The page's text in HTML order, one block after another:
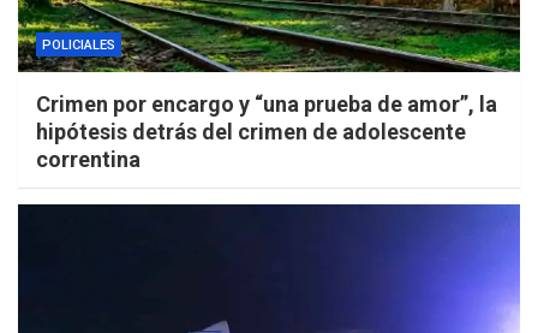
POLICIALES
Crimen por encargo y “una prueba de amor”, la
hipótesis detrás del crimen de adolescente
correntina